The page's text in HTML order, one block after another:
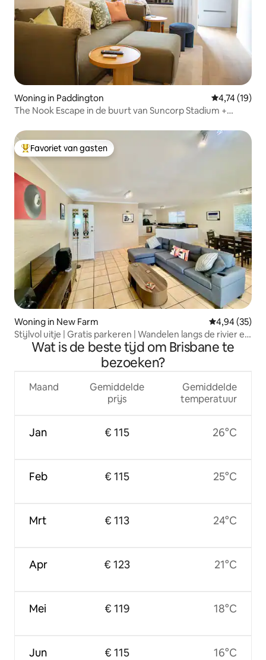
Woning in Paddington Gemiddelde
4,74 (19)
The Nook Escape in de buurt van Suncorp Stadium +
Topfavoriet van gasten
Favoriet van gasten
Woning in New Farm Gemiddelde
4,94 (35)
Stijlvol uitje | Gratis parkeren | Wandelen langs de rivier en
cafésWat is de beste tijd om Brisbane te
bezoeken?
Maand
Jan
Feb
Mrt
Apr
Mei
Jun
Gemiddelde
prijs
€ 115
€ 115
€ 113
€ 123
€ 119
€ 115
Gemiddelde
temperatuur
26°C
25°C
24°C
21°C
18°C
16°C